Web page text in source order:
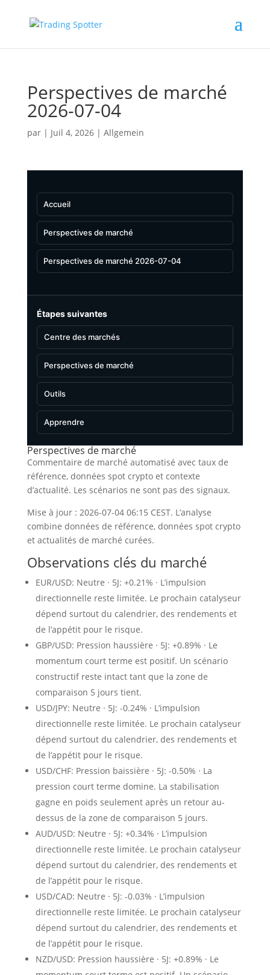
Perspectives de marché
2026-07-04
par | Juil 4, 2026| Allgemein
Accueil
Perspectives de marché
Perspectives de marché 2026-07-04
Étapes suivantes
Centre des marchés
Perspectives de marché
Outils
Apprendre
Perspectives de marché
Commentaire de marché automatisé avec taux de
référence, données spot crypto et contexte
d’actualité. Les scénarios ne sont pas des signaux.
Mise à jour : 2026-07-04 06:15 CEST. L’analyse
combine données de référence, données spot crypto
et actualités de marché curées.
Observations clés du marché
EUR/USD: Neutre · 5J: +0.21% · L’impulsion
directionnelle reste limitée. Le prochain catalyseur
dépend surtout du calendrier, des rendements et
de l’appétit pour le risque.
GBP/USD: Pression haussière · 5J: +0.89% · Le
momentum court terme est positif. Un scénario
constructif reste intact tant que la zone de
comparaison 5 jours tient.
USD/JPY: Neutre · 5J: -0.24% · L’impulsion
directionnelle reste limitée. Le prochain catalyseur
dépend surtout du calendrier, des rendements et
de l’appétit pour le risque.
USD/CHF: Pression baissière · 5J: -0.50% · La
pression court terme domine. La stabilisation
gagne en poids seulement après un retour au-
dessus de la zone de comparaison 5 jours.
AUD/USD: Neutre · 5J: +0.34% · L’impulsion
directionnelle reste limitée. Le prochain catalyseur
dépend surtout du calendrier, des rendements et
de l’appétit pour le risque.
USD/CAD: Neutre · 5J: -0.03% · L’impulsion
directionnelle reste limitée. Le prochain catalyseur
dépend surtout du calendrier, des rendements et
de l’appétit pour le risque.
NZD/USD: Pression haussière · 5J: +0.89% · Le